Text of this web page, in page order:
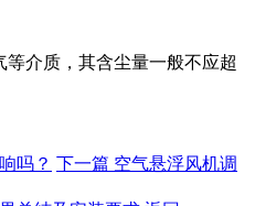
介质，其含尘量一般不应超
吗？ 下一篇 空气悬浮风机调